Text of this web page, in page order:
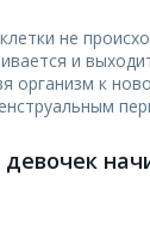
не
и
организм к
девочек